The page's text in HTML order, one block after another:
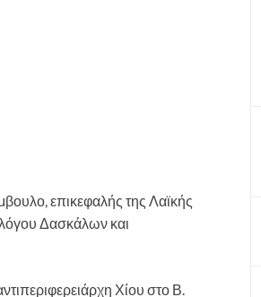
επικεφαλής της Λαϊκής
Δασκάλων και
Χίου στο Β.